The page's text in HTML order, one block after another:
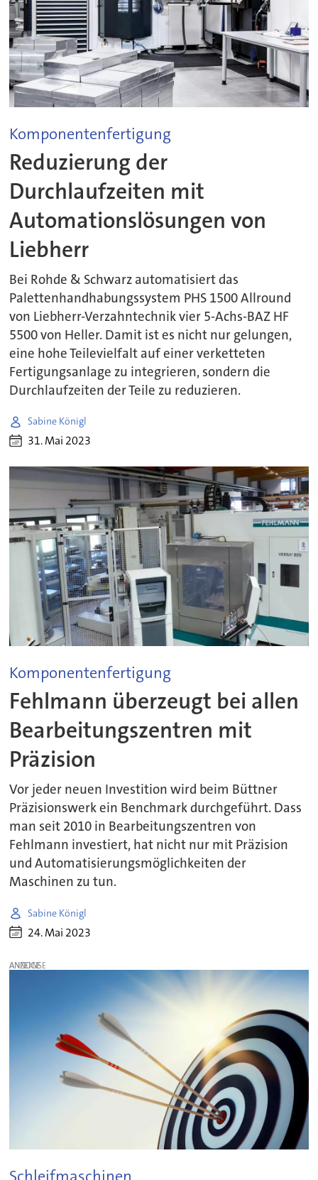
Komponentenfertigung
Reduzierung der
Durchlaufzeiten mit
Automationslösungen von
Liebherr
Bei Rohde & Schwarz automatisiert das
Palettenhandhabungssystem PHS 1500 Allround
von Liebherr-Verzahntechnik vier 5-Achs-BAZ HF
5500 von Heller. Damit ist es nicht nur gelungen,
eine hohe Teilevielfalt auf einer verketteten
Fertigungsanlage zu integrieren, sondern die
Durchlaufzeiten der Teile zu reduzieren.
Sabine Königl
31. Mai 2023
Komponentenfertigung
Fehlmann überzeugt bei allen
Bearbeitungszentren mit
Präzision
Vor jeder neuen Investition wird beim Büttner
Präzisionswerk ein Benchmark durchgeführt. Dass
man seit 2010 in Bearbeitungszentren von
Fehlmann investiert, hat nicht nur mit Präzision
und Automatisierungsmöglichkeiten der
Maschinen zu tun.
Sabine Königl
24. Mai 2023
ANZEIGE
Schleifmaschinen